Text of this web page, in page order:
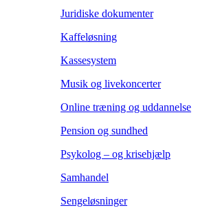
Juridiske dokumenter
Kaffeløsning
Kassesystem
Musik og livekoncerter
Online træning og uddannelse
Pension og sundhed
Psykolog – og krisehjælp
Samhandel
Sengeløsninger